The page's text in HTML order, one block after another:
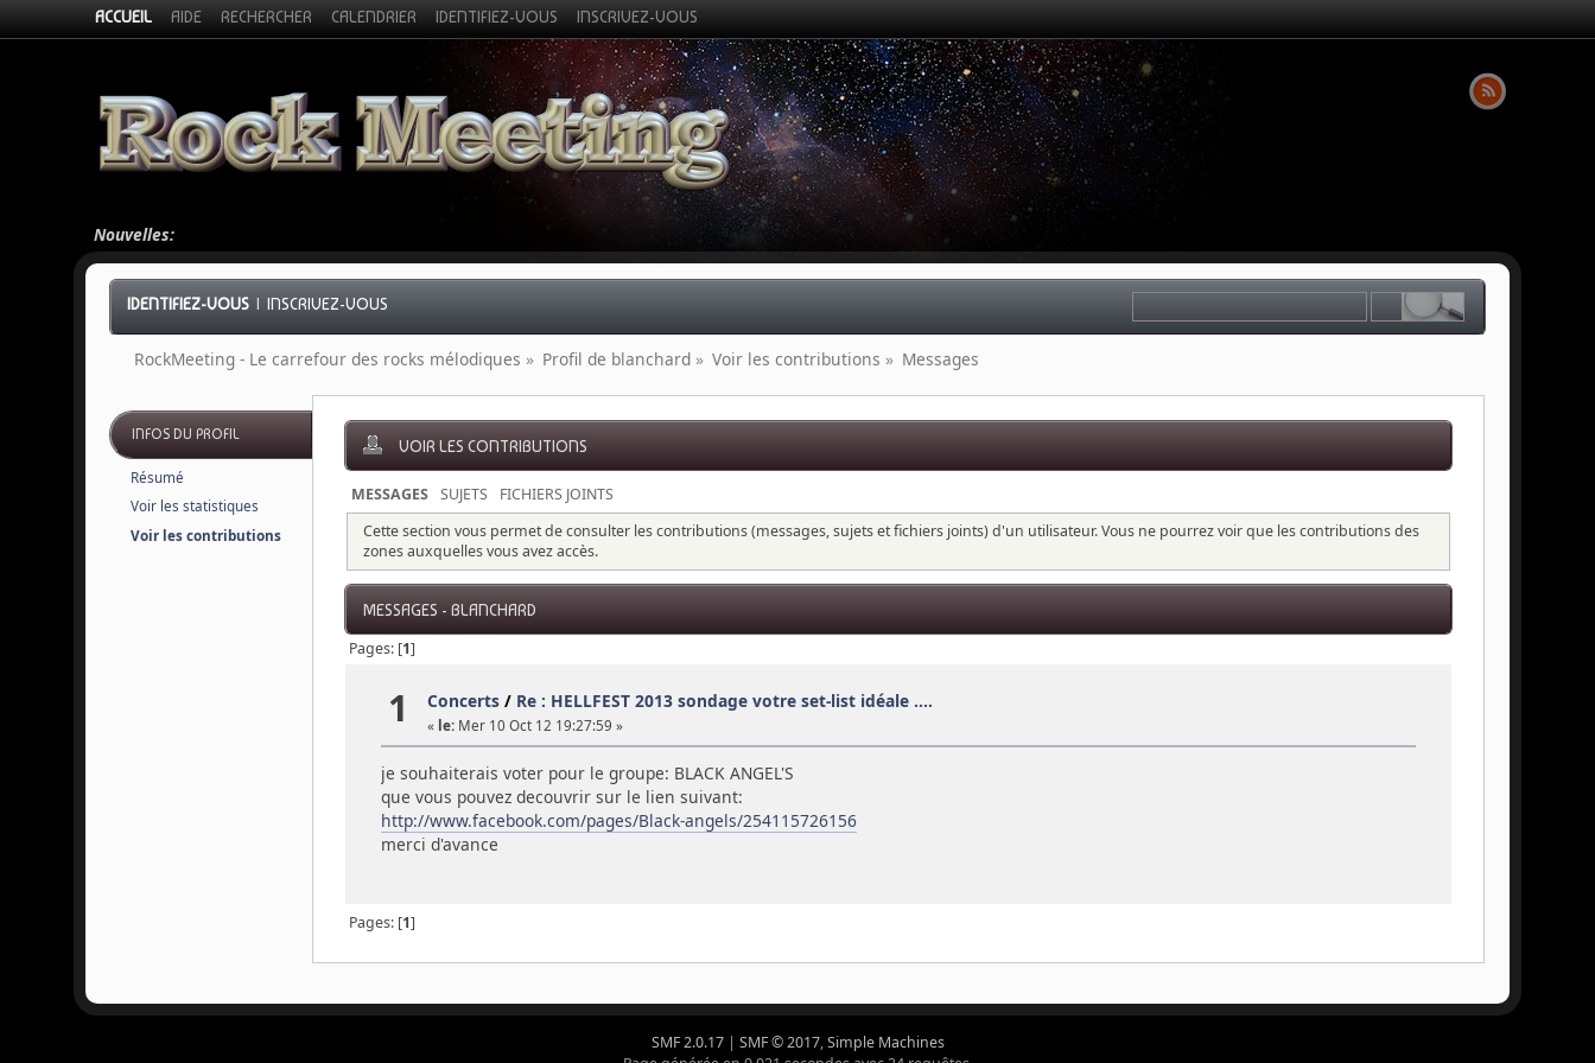
ACCUEIL AIDE RECHERCHER CALENDRIER IDENTIFIEZ-VOUS INSCRIVEZ-VOUS
Nouvelles:
IDENTIFIEZ-VOUS |INSCRIVEZ-VOUS
RockMeeting - Le carrefour des rocks mélodiques » Profil de blanchard » Voir les contributions » Messages
INFOS DU PROFIL
Résumé
Voir les statistiques
Voir les contributions
VOIR LES CONTRIBUTIONS
MESSAGES SUJETS
FICHIERS JOINTS
Cette section vous permet de consulter les contributions (messages, sujets et fichiers joints) d'un utilisateur. Vous ne pourrez voir que les contributions des
zones auxquelles vous avez accès.
MESSAGES - BLANCHARD
Pages: [1]
1 Concerts/ Re : HELLFEST 2013 sondage votre set-list idéale ....
« le:Mer 10 Oct 12 19:27:59 »
je souhaiterais voter pour le groupe: BLACK ANGEL'S
que vous pouvez decouvrir sur le lien suivant:
http://www.facebook.com/pages/Black-angels/254115726156
merci d'avance
Pages: [1]
SMF 2.0.17| SMF © 2017,Simple Machines